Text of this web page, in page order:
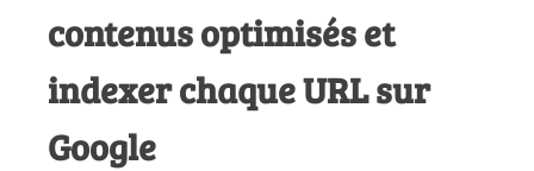
contenus optimisés et
indexer chaque URL sur
Google